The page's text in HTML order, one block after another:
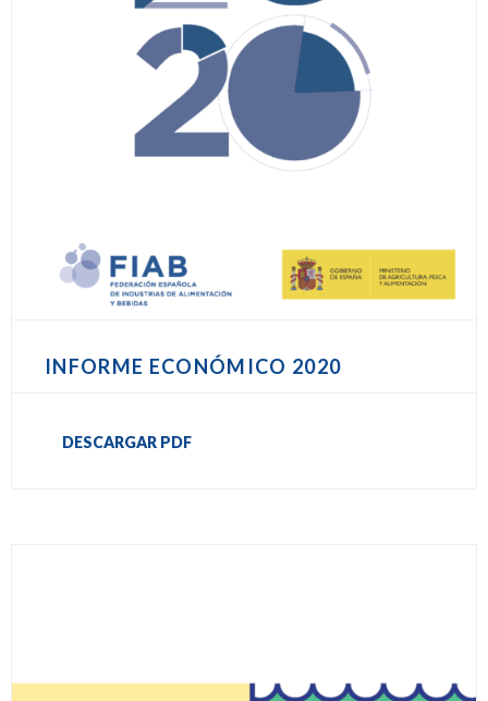
INFORME ECONÓMICO 2020
DESCARGAR PDF